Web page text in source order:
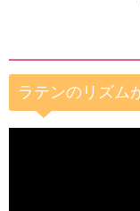
ラテンのリズム